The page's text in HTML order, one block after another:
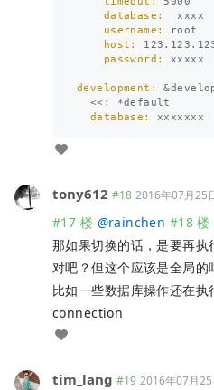
database: xxxx
username:
root
host: 123.123 .
password: xxxxx
development: &
<< : *default
database: xxxxxxx
tony612 #18 2016年07月25
#17 楼 @rainchen #18 楼
那如果切换的话，是要再
对吧？但这个应该是全局的
比如一些数据库操作还在执
connection
tim_lang #19 2016年07月25